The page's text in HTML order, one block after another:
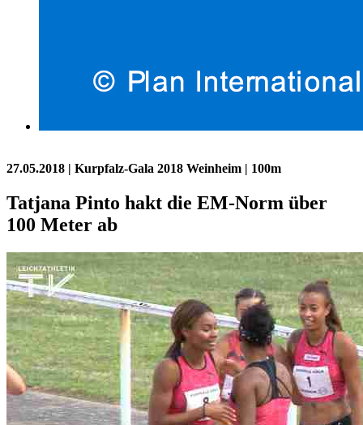
27.05.2018 | Kurpfalz-Gala 2018 Weinheim | 100m
Tatjana Pinto hakt die EM-Norm über
100 Meter ab